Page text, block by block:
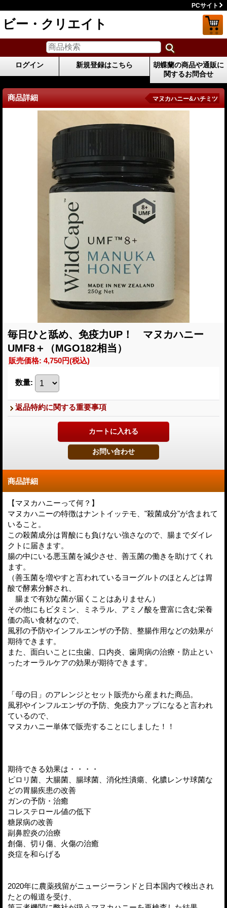
PCサイト
ビー・クリエイト
ログイン 新規登録はこちら
胡蝶蘭の商品や通販に
関するお問合せ
商品詳細 マヌカハニー&ハチミツ
毎日ひと舐め、免疫力UP！ マヌカハニー
UMF8＋（MGO182相当）
販売価格: 4,750円(税込)
数量:
返品特約に関する重要事項
商品詳細
【マヌカハニーって何？】
マヌカハニーの特徴はナントイッテモ、"殺菌成分"が含まれて
いること。
この殺菌成分は胃酸にも負けない強さなので、腸までダイレ
クトに届きます。
腸の中にいる悪玉菌を減少させ、善玉菌の働きを助けてくれ
ます。
（善玉菌を増やすと言われているヨーグルトのほとんどは胃
酸で酵素分解され、
腸まで有効な菌が届くことはありません）
その他にもビタミン、ミネラル、アミノ酸を豊富に含む栄養
価の高い食材なので、
風邪の予防やインフルエンザの予防、整腸作用などの効果が
期待できます。
また、面白いことに虫歯、口内炎、歯周病の治療・防止とい
ったオーラルケアの効果が期待できます。
「母の日」のアレンジとセット販売から産まれた商品。
風邪やインフルエンザの予防、免疫力アップになると言われ
ているので、
マヌカハニー単体で販売することにしました！！
期待できる効果は・・・・
ピロリ菌、大腸菌、腸球菌、消化性潰瘍、化膿レンサ球菌な
どの胃腸疾患の改善
ガンの予防・治癒
コレステロール値の低下
糖尿病の改善
副鼻腔炎の治療
創傷、切り傷、火傷の治癒
炎症を和らげる
2020年に農薬残留がニュージーランドと日本国内で検出され
たとの報道を受け、